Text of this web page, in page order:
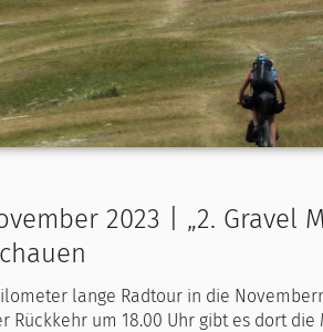
2023 | „2. Gravel
lange Radtour in die
Rückkehr um 18.00 Uhr gibt es dort